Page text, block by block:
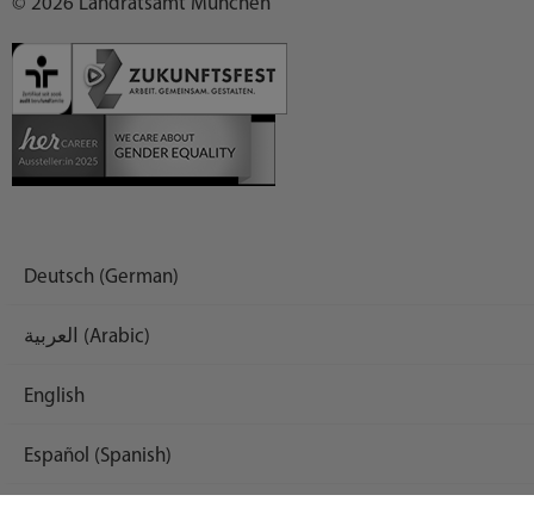
Deutsch (German)
العربية (Arabic)
English
Español (Spanish)